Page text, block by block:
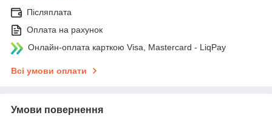
Післяплата
Оплата на рахунок
Онлайн-оплата карткою Visa, Mastercard - LiqPay
Всі умови оплати
Умови повернення